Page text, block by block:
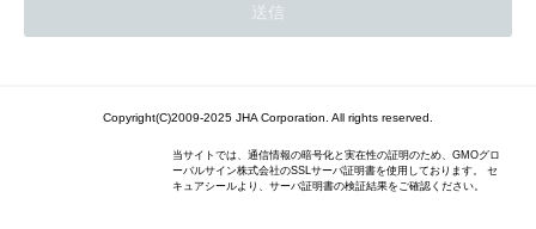
Copyright(C)2009-2025 JHA Corporation. All rights reserved.
当サイトでは、通信情報の暗号化と実在性の証明のため、GMOグロ
ーバルサイン株式会社のSSLサーバ証明書を使用しております。 セ
キュアシールより、サーバ証明書の検証結果をご確認ください。